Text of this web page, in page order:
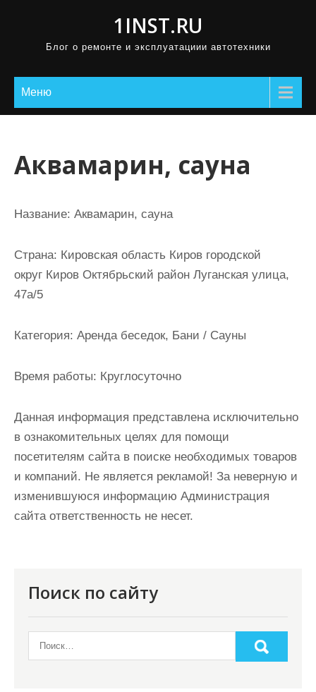
1INST.RU
Блог о ремонте и эксплуатациии автотехники
Меню
Аквамарин, сауна
Название: Аквамарин, сауна
Страна: Кировская область Киров городской
округ Киров Октябрьский район Луганская улица,
47а/5
Категория: Аренда беседок, Бани / Сауны
Время работы: Круглосуточно
Данная информация представлена исключительно
в ознакомительных целях для помощи
посетителям сайта в поиске необходимых товаров
и компаний. Не является рекламой! За неверную и
изменившуюся информацию Администрация
сайта ответственность не несет.
Поиск по сайту